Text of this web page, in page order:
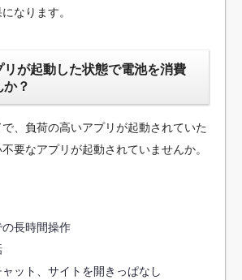
なります。
が起動した状態で電池を消費
か？
、負荷の高いアプリが起動されていた
要なアプリが起動されていませんか。
長時間操作
ャット、サイトを開きっぱなし